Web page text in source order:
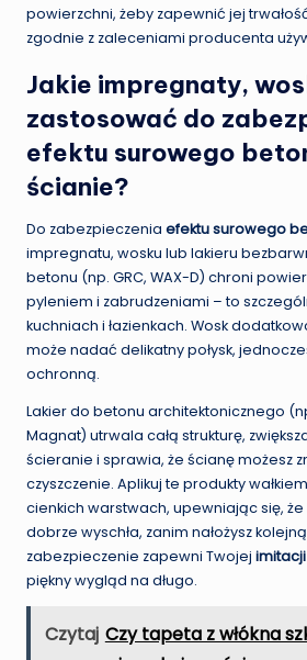
powierzchni, żeby zapewnić jej
zgodnie z zaleceniami producenta
Jakie impregnaty,
zastosować do
efektu surowego
ścianie?
Do zabezpieczenia efektu surowego
impregnatu, wosku lub lakieru
betonu (np. GRC, WAX-D) chroni
pyleniem i zabrudzeniami – to
kuchniach i łazienkach. Wosk
może nadać delikatny połysk,
ochronną.
Lakier do betonu architektonicznego
Magnat) utrwala całą strukturę,
ścieranie i sprawia, że ścianę możesz
czyszczenie. Aplikuj te produkty
cienkich warstwach, upewniając się,
dobrze wyschła, zanim nałożysz
zabezpieczenie zapewni Twojej
piękny wygląd na długo.
Czytaj Czy tapeta z włókna